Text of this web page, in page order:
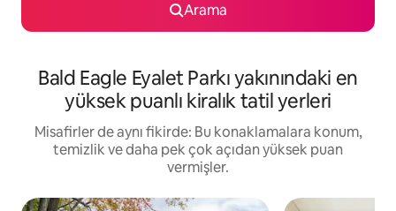
Arama
Bald Eagle Eyalet Parkı yakınındaki en
yüksek puanlı kiralık tatil yerleri
Misafirler de aynı fikirde: Bu konaklamalara konum,
temizlik ve daha pek çok açıdan yüksek puan
vermişler.